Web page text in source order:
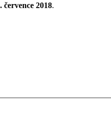
července 2018.